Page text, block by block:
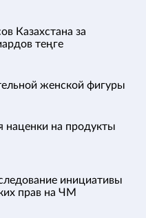
Казахстана за
теңге
женской фигуры
наценки на продукты
инициативы
прав на ЧМ